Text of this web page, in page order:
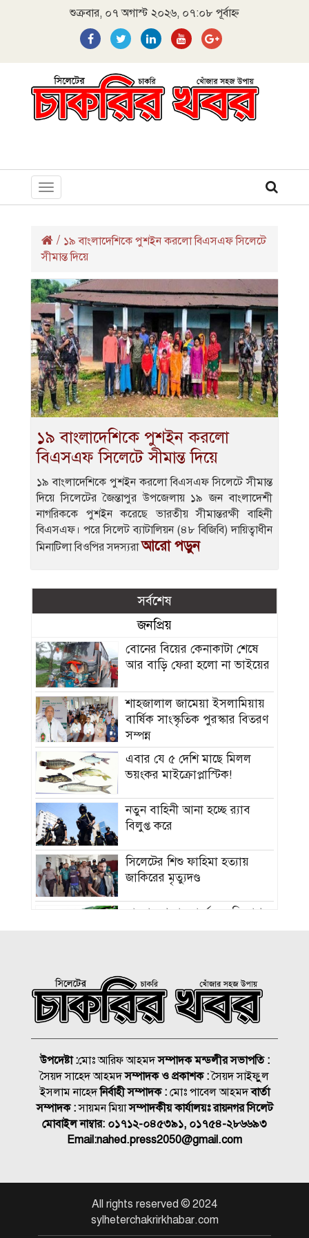
শুক্রবার, ০৭ অগাস্ট ২০২৬, ০৭:০৮ পূর্বাহ্ন
Toggle
navigation
/ ১৯ বাংলাদেশিকে পুশইন করলো বিএসএফ সিলেটে
সীমান্ত দিয়ে
১৯ বাংলাদেশিকে পুশইন করলো
বিএসএফ সিলেটে সীমান্ত দিয়ে
১৯ বাংলাদেশিকে পুশইন করলো বিএসএফ সিলেটে সীমান্ত
দিয়ে সিলেটের জৈন্তাপুর উপজেলায় ১৯ জন বাংলাদেশী
নাগরিককে পুশইন করেছে ভারতীয় সীমান্তরক্ষী বাহিনী
বিএসএফ। পরে সিলেট ব্যাটালিয়ন (৪৮ বিজিবি) দায়িত্বাধীন
মিনাটিলা বিওপির সদস্যরাআরো পড়ুন
সর্বশেষ
জনপ্রিয়
বোনের বিয়ের কেনাকাটা শেষে
আর বাড়ি ফেরা হলো না ভাইয়ের
শাহজালাল জামেয়া ইসলামিয়ায়
বার্ষিক সাংস্কৃতিক পুরস্কার বিতরণ
সম্পন্ন
এবার যে ৫ দেশি মাছে মিলল
ভয়ংকর মাইক্রোপ্লাস্টিক!
নতুন বাহিনী আনা হচ্ছে র‍্যাব
বিলুপ্ত করে
সিলেটের শিশু ফাহিমা হত্যায়
জাকিরের মৃত্যুদণ্ড
বাংলাদেশ চা বোর্ডে বড় নিয়োগ
হবে সংসদে
১৮নং ওয়ার্ড বিএনপির উদ্যোগে
মতবিনিময় ও উন্মুক্ত আলোচনা
সভা
কিনব্রিজ আড়াল করে ‘আই লাভ
সিলেট’ সাইনেজ কেন?
সিলেট মহানগর বিএনপির
সভাপতির দায়িত্বে ফিরলেন নাসিম
উপদেষ্টা :মোঃ আরিফ আহমদসম্পাদক মন্ডলীর সভাপতি :
সৈয়দ সাহেদ আহমদসম্পাদক ও প্রকাশক :সৈয়দ সাইফুুল
ইসলাম নাহেদনির্বাহী সম্পাদক :মোঃ পাবেল আহমদবার্তা
সম্পাদক :সায়মন মিয়াসম্পাদকীয় কার্যালয়ঃ রায়নগর সিলেট
মোবাইল নাম্বার: ০১৭১২-০৪৫৩৯১, ০১৭৫৪-২৮৬৬৯৩
Email:nahed.press2050@gmail.com
All rights reserved © 2024
sylheterchakrirkhabar.com